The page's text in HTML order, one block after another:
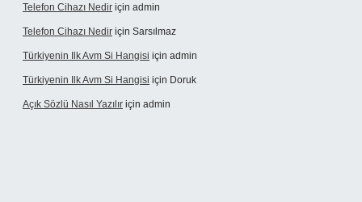
Telefon Cihazı Nedir için admin
Telefon Cihazı Nedir için Sarsılmaz
Türkiyenin Ilk Avm Si Hangisi için admin
Türkiyenin Ilk Avm Si Hangisi için Doruk
Açık Sözlü Nasıl Yazılır için admin